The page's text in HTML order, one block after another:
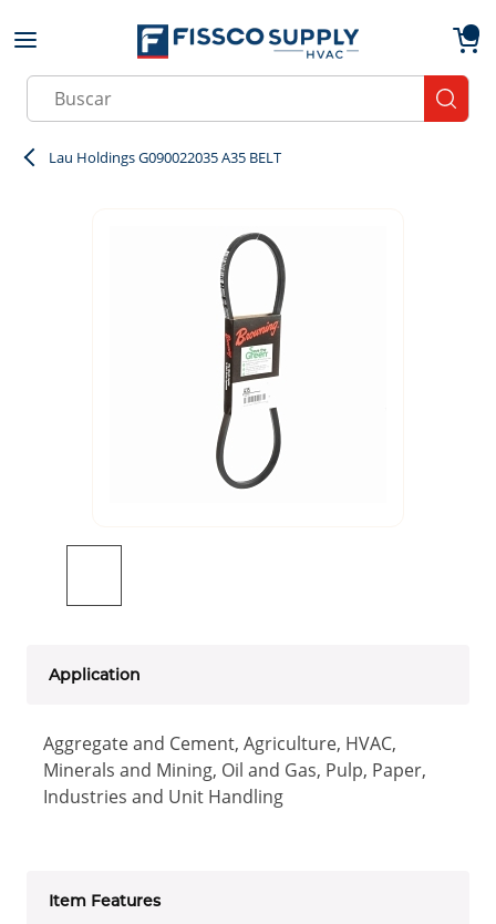
Skip to main content
Site Search
Lau Holdings G090022035 A35 BELT
Application
Aggregate and Cement, Agriculture, HVAC,
Minerals and Mining, Oil and Gas, Pulp, Paper,
Industries and Unit Handling
Item Features